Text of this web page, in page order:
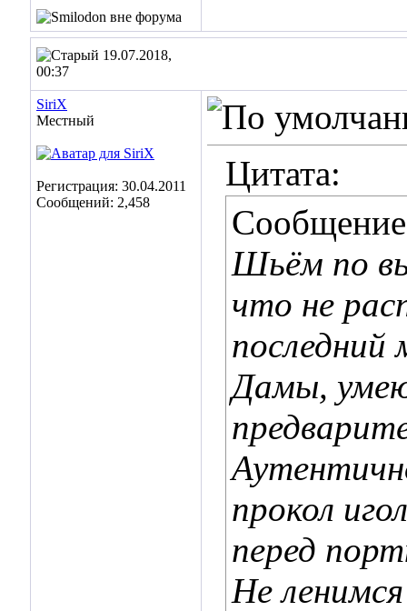
19.07.2018,
00:37
SiriX
Местный
Регистрация: 30.04.2011
Сообщений: 2,458
Цитата:
Шьём по
что не
Дамы,
прокол
перед
Не